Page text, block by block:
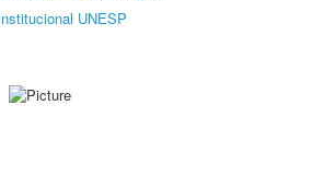
UNESP